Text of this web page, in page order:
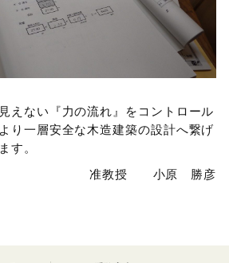
えない『力の流れ』をコントロール
り一層安全な木造建築の設計へ繋げ
す。
准教授 小原 勝彦